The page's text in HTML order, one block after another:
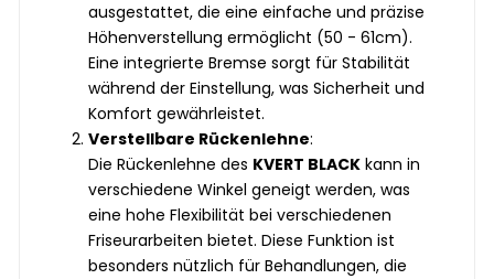
ausgestattet, die eine einfache und präzise
Höhenverstellung ermöglicht (50 - 61cm).
Eine integrierte Bremse sorgt für Stabilität
während der Einstellung, was Sicherheit und
Komfort gewährleistet.
Verstellbare Rückenlehne:
Die Rückenlehne des KVERT BLACK kann in
verschiedene Winkel geneigt werden, was
eine hohe Flexibilität bei verschiedenen
Friseurarbeiten bietet. Diese Funktion ist
besonders nützlich für Behandlungen, die